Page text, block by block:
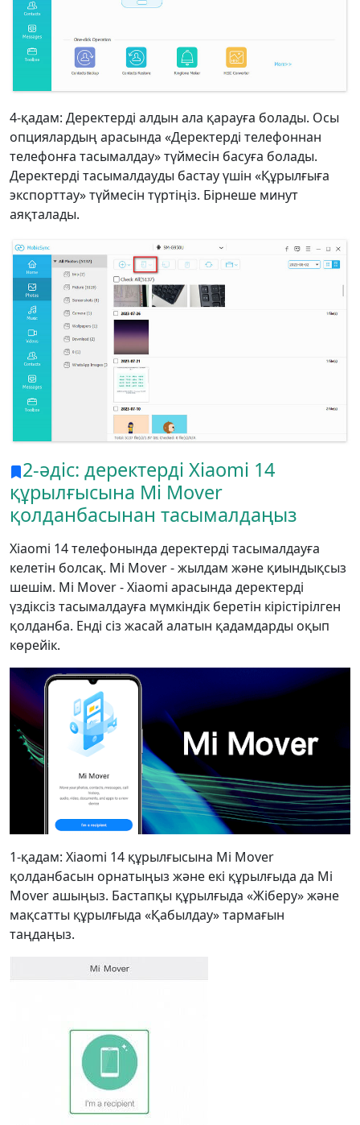
4-қадам: Деректерді алдын ала қарауға болады. Осы
опциялардың арасында «Деректерді телефоннан
телефонға тасымалдау» түймесін басуға болады.
Деректерді тасымалдауды бастау үшін «Құрылғыға
экспорттау» түймесін түртіңіз. Бірнеше минут
аяқталады.
2-әдіс: деректерді Xiaomi 14
құрылғысына Mi Mover
қолданбасынан тасымалдаңыз
Xiaomi 14 телефонында деректерді тасымалдауға
келетін болсақ. Mi Mover - жылдам және қиындықсыз
шешім. Mi Mover - Xiaomi арасында деректерді
үздіксіз тасымалдауға мүмкіндік беретін кірістірілген
қолданба. Енді сіз жасай алатын қадамдарды оқып
көрейік.
1-қадам: Xiaomi 14 құрылғысына Mi Mover
қолданбасын орнатыңыз және екі құрылғыда да Mi
Mover ашыңыз. Бастапқы құрылғыда «Жіберу» және
мақсатты құрылғыда «Қабылдау» тармағын
таңдаңыз.